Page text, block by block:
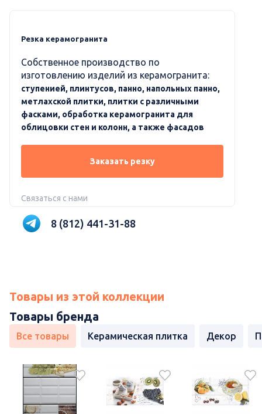
Резка керамогранита
Собственное производство по
изготовлению изделий из керамогранита:
ступенией, плинтусов, панно, напольных панно,
метлахской плитки, плитки с различными
фасками, обработка керамогранита для
облицовки стен и колонн, а также фасадов
Заказать резку
Связаться с нами
8 (812) 441-31-88
Товары из этой коллекции
Товары бренда
Все товары Керамическая плитка Декор